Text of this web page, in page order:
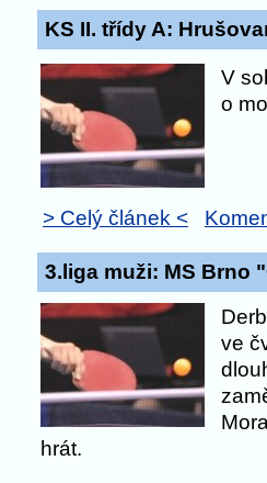
KS II. třídy A:
V
o
> Celý článek <
3.liga muži: MS Brno
ve
hrát.